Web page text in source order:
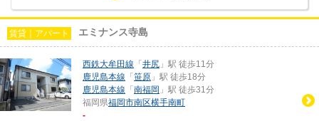
賃貸｜アパート エミナンス寺島
西鉄大牟田線 「 井尻 」駅 徒歩11分
鹿児島本線 「 笹原 」駅 徒歩18分
鹿児島本線 「 南福岡 」駅 徒歩31分
福岡県福岡市南区横手南町
-